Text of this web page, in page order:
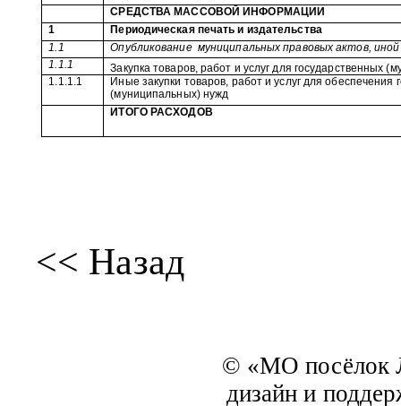
СРЕДСТВА МАССОВОЙ ИНФОРМАЦИИ
1
Периодическая печать и издательства
1.1
Опубликование муниципальных правовых актов,
1.1.1
Закупка товаров, работ и услуг для государственных
1.1.1.1
Иные закупки товаров, работ и услуг для обеспечения
(муниципальных) нужд
ИТОГО РАСХОДОВ
<< Назад
© «МО посёлок
дизайн и